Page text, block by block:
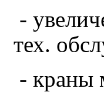
-
тех.
- краны